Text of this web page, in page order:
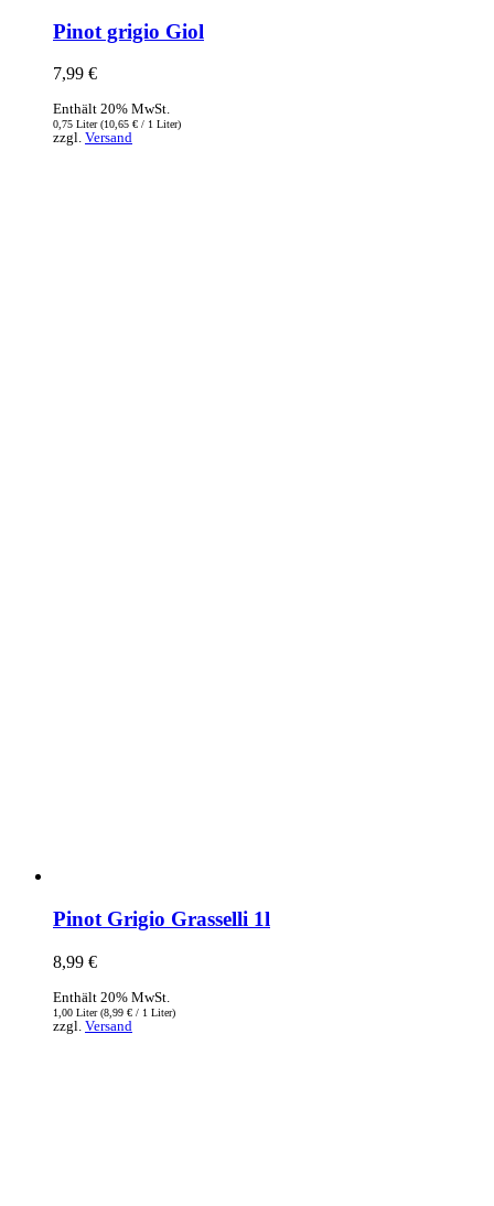
Pinot grigio Giol
7,99 €
Enthält 20% MwSt.
0,75 Liter (10,65 € / 1 Liter)
zzgl. Versand
Pinot Grigio Grasselli 1l
8,99 €
Enthält 20% MwSt.
1,00 Liter (8,99 € / 1 Liter)
zzgl. Versand